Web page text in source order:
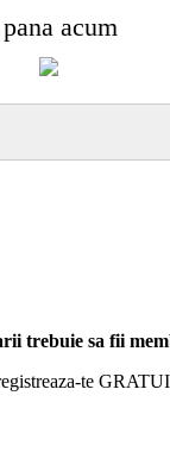
acum
trebuie sa fii
te